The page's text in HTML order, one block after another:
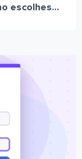
escolhes...